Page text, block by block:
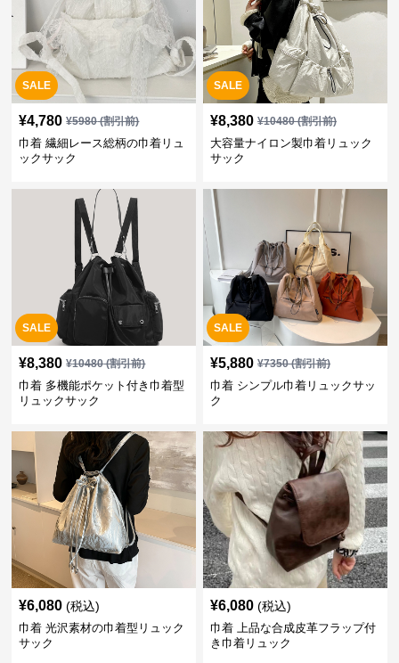
SALE
¥4,780 ¥5980(割引前)
巾着 繊細レース総柄の巾着リュ
ックサック
SALE
¥8,380 ¥10480(割引前)
大容量ナイロン製巾着リュック
サック
SALE
¥8,380 ¥10480(割引前)
巾着 多機能ポケット付き巾着型
リュックサック
SALE
¥5,880 ¥7350(割引前)
巾着 シンプル巾着リュックサッ
ク
¥6,080 (税込)
巾着 光沢素材の巾着型リュック
サック
¥6,080 (税込)
巾着 上品な合成皮革フラップ付
き巾着リュック